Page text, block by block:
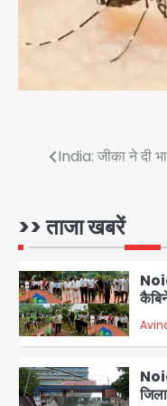
PostIndia: जीका ने दी
>> ताजा खबरें
4
भेजा
1
2